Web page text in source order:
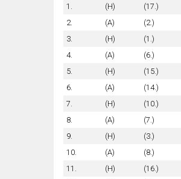
1.
(H) (17.)
2.
(A) (2.)
3.
(H) (1.)
4.
(A) (6.)
5.
(H) (15.)
6.
(A) (14.)
7.
(H) (10.)
8.
(A) (7.)
9.
(H) (3.)
10.
(A) (8.)
11.
(H) (16.)